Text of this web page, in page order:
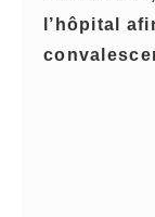
l’hôpital